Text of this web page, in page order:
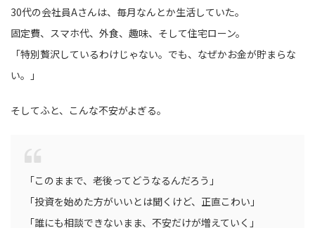
30代の会社員Aさんは、毎月なんとか生活していた。
固定費、スマホ代、外食、趣味、そして住宅ローン。
「特別贅沢しているわけじゃない。でも、なぜかお金が貯まらな
い。」
そしてふと、こんな不安がよぎる。
「このままで、老後ってどうなるんだろう」
「投資を始めた方がいいとは聞くけど、正直こわい」
「誰にも相談できないまま、不安だけが増えていく」